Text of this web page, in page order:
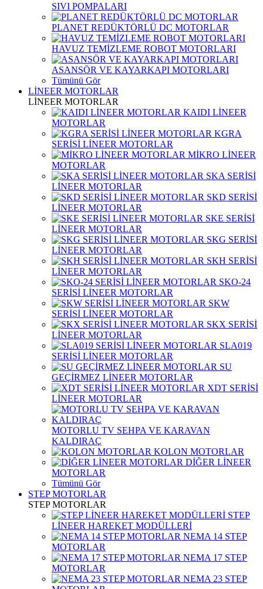
SIVI POMPALARI
PLANET REDÜKTÖRLÜ DC MOTORLAR
HAVUZ TEMİZLEME ROBOT MOTORLARI
ASANSÖR VE KAYARKAPI MOTORLARI
Tümünü Gör
LİNEER MOTORLAR
LİNEER MOTORLAR
KAIDI LİNEER
MOTORLAR
KGRA
SERİSİ LİNEER MOTORLAR
MİKRO LİNEER
MOTORLAR
SKA SERİSİ
LİNEER MOTORLAR
SKD SERİSİ
LİNEER MOTORLAR
SKE SERİSİ
LİNEER MOTORLAR
SKG SERİSİ
LİNEER MOTORLAR
SKH SERİSİ
LİNEER MOTORLAR
SKO-24
SERİSİ LİNEER MOTORLAR
SKW
SERİSİ LİNEER MOTORLAR
SKX SERİSİ
LİNEER MOTORLAR
SLA019
SERİSİ LİNEER MOTORLAR
SU
GEÇİRMEZ LİNEER MOTORLAR
XDT SERİSİ
LİNEER MOTORLAR
MOTORLU TV SEHPA VE KARAVAN
KALDIRAÇ
KOLON MOTORLAR
DİĞER LİNEER
MOTORLAR
Tümünü Gör
STEP MOTORLAR
STEP MOTORLAR
STEP
LİNEER HAREKET MODÜLLERİ
NEMA 14 STEP
MOTORLAR
NEMA 17 STEP
MOTORLAR
NEMA 23 STEP